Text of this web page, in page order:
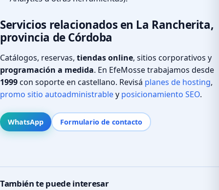
Servicios relacionados en La Rancherita,
provincia de Córdoba
Catálogos, reservas, tiendas online, sitios corporativos y
programación a medida. En EfeMosse trabajamos desde
1999con soporte en castellano. Revisá planes de hosting,
promo sitio autoadministrabley posicionamiento SEO.
WhatsApp Formulario de contacto
También te puede interesar